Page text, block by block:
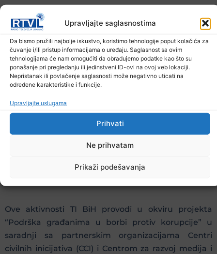
Upravljajte saglasnostima
Da bismo pružili najbolje iskustvo, koristimo tehnologije poput kolačića za
čuvanje i/ili pristup informacijama o uređaju. Saglasnost sa ovim
tehnologijama će nam omogućiti da obrađujemo podatke kao što su
ponašanje pri pregledanju ili jedinstveni ID-ovi na ovoj veb lokaciji.
Nepristanak ili povlačenje saglasnosti može negativno uticati na
određene karakteristike i funkcije.
Upravljajte uslugama
Prihvati
Ne prihvatam
Prikaži podešavanja
Zbog sve većeg broja slučajeva izbornih
nepravilnosti, TI BiH je na pres-konferenciji
predstavio i mobilnu aplikaciju Reflektor koja će od
sada omogućiti i svim građanima da anonimno
mjestima, pružanja javnih usluga u zamjenu za glas
i sve druge oblike zloupotrebe javnih sredstava u
Ove aktivnosti TI BiH provodi u okviru projekta
“Podrška građanima u borbi protiv korupcije” u
saradnji sa partnerskim organizacijama Centri
civilnih inicijativa (CCI) i Centrom za razvoj medija i